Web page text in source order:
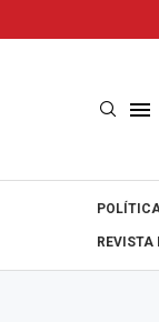
REVISTA